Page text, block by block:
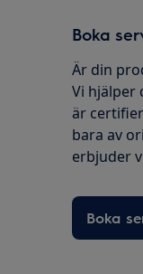
Boka
Är din
Vi hjälper
är
bara av
erbjuder
Boka